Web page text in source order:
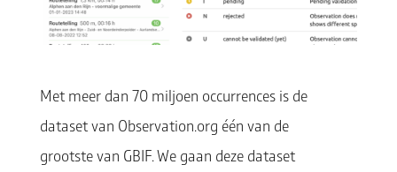
Met meer dan 70 miljoen occurrences is de
dataset van Observation.org één van de
grootste van GBIF. We gaan deze dataset